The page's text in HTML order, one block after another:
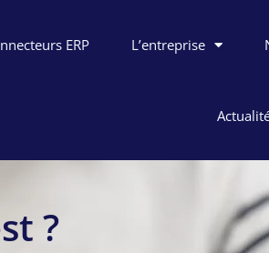
ERP L’entreprise
?